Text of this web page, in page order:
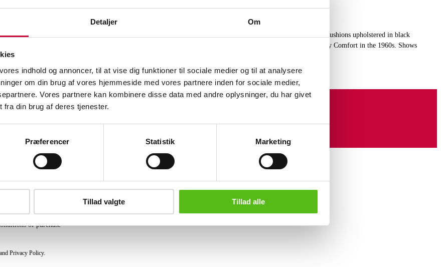
Detaljer Om
indhold og annoncer, til at vise dig funktioner til sociale medier og til at analysere
om din brug af vores hjemmeside med vores partnere inden for sociale medier,
Vores partnere kan kombinere disse data med andre oplysninger, du har givet
din brug af deres tjenester.
Præferencer Statistik Marketing
Tillad valgte Tillad alle
Arne Wahl Iversen for Comfort, three-seater sofa with solid teak frame, loose cushions upholstered in black
patinated leather. H. 76 cm, W. 180 cm, D. 70 cm. Sh. 42 cm. Manufactured by Comfort in the 1960s. Shows
Similar lots
Policy
of purchase
Privacy Policy.